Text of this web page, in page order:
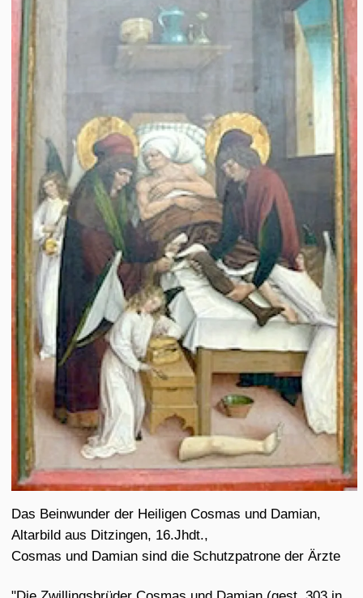
Nr.XII Kategorie: V, German/Public Healt PR/Delnisch
Dirk Hinselmann, Othmarscher Kirchenweg 170,
geb.27.7.27, Student, Fragebogen-Nr. 76443, Fragebogen:
S.K.11.4.50, P, Fachausschuß: S.A. Kategorie: V
Ablehnen
Alle
akzeptier
en
Ausgewä
akzeptier
en